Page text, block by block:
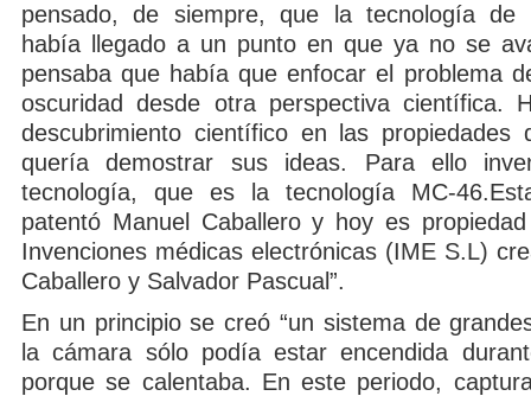
pensado, de siempre, que la tecnología de
había llegado a un punto en que ya no se
pensaba que había que enfocar el problema
oscuridad desde otra perspectiva científica.
descubrimiento científico en las
quería demostrar sus ideas. Para ello
tecnología, que es la tecnología MC-
patentó Manuel Caballero y hoy es
Invenciones médicas electrónicas (IME S.L)
Caballero y Salvador Pascual”.
En un principio se creó “un sistema de
la cámara sólo podía estar encendida
porque se calentaba. En este periodo,